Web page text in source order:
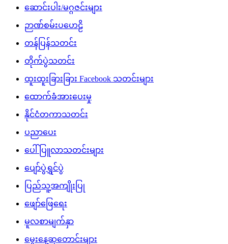
ဆောင်းပါး/မဂ္ဂဇင်းများ
ဉာဏ်စမ်းပဟေဠိ
တန်ပြန်သတင်း
တိုက်ပွဲသတင်း
ထူးထူးခြားခြား Facebook သတင်းများ
ထောက်ခံအားပေးမှု
နိုင်ငံတကာသတင်း
ပညာပေး
ပေါ်ပြူလာသတင်းများ
ပျော်ပွဲရွှင်ပွဲ
ပြည်သူ့အကျိုးပြု
ဖျော်ဖြေရေး
မူလစာမျက်နှာ
မွေးနေ့ဆုတောင်းများ